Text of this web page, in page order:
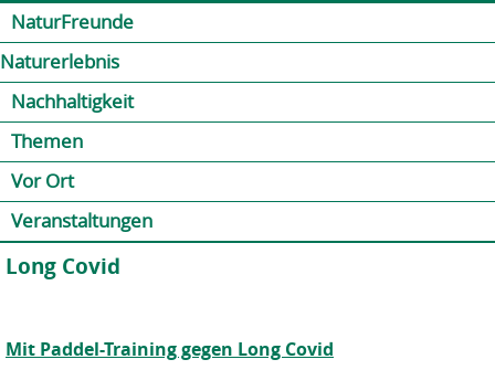
NaturFreunde
Naturerlebnis
Nachhaltigkeit
Themen
Vor Ort
Veranstaltungen
Long Covid
Mit Paddel-Training gegen Long Covid